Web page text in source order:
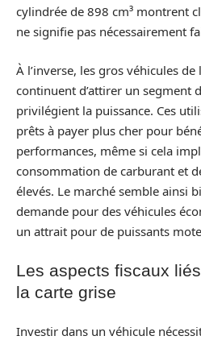
cylindrée de 898 cm³ montrent
ne signifie pas nécessairement
À l’inverse, les gros véhicules de
continuent d’attirer un segment
privilégient la puissance. Ces
prêts à payer plus cher pour
performances, même si cela
consommation de carburant et
élevés. Le marché semble ainsi
demande pour des véhicules
un attrait pour de puissants
Les aspects fiscaux
la carte grise
Investir dans un véhicule